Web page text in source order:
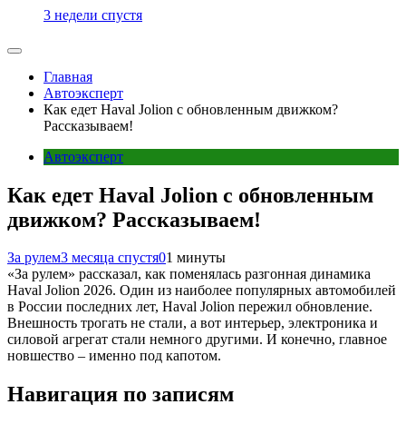
3 недели спустя
Главная
Автоэксперт
Как едет Haval Jolion с обновленным движком?
Рассказываем!
Автоэксперт
Как едет Haval Jolion с обновленным
движком? Рассказываем!
За рулем3 месяца спустя01 минуты
«За рулем» рассказал, как поменялась разгонная динамика
Haval Jolion 2026. Один из наиболее популярных автомобилей
в России последних лет, Haval Jolion пережил обновление.
Внешность трогать не стали, а вот интерьер, электроника и
силовой агрегат стали немного другими. И конечно, главное
новшество – именно под капотом.
Навигация по записям